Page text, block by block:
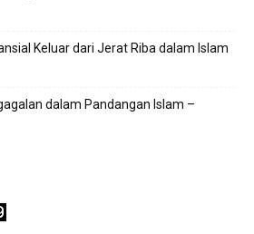
Keluar dari Jerat Riba dalam Islam
dalam Pandangan Islam –